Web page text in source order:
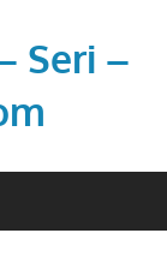
Seri –